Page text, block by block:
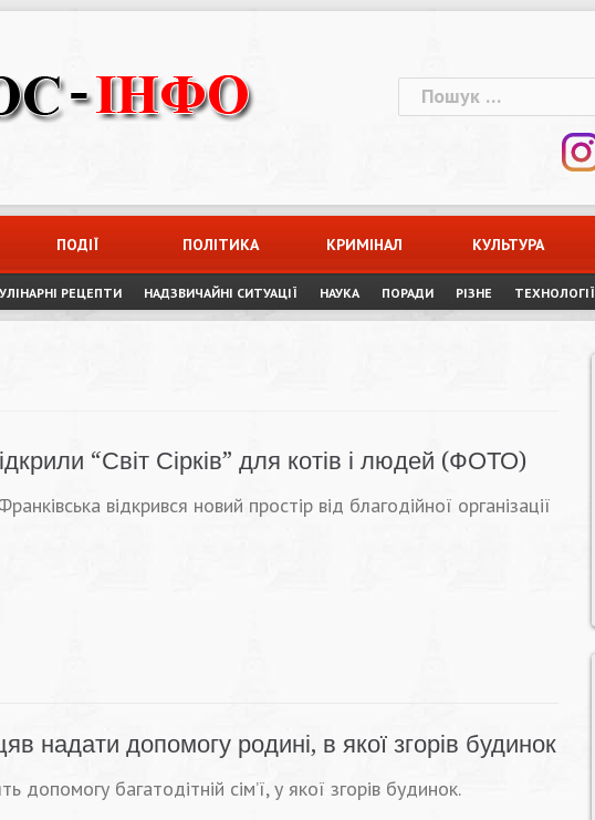
Пошук:
ПОДІЇ ПОЛІТИКА КРИМІНАЛ КУЛЬТУРА
РЕЦЕПТИ НАДЗВИЧАЙНІ СИТУАЦІЇ НАУКА ПОРАДИ РІЗНЕ ТЕХНОЛОГІЇ
“Світ Сірків” для котів і людей (ФОТО)
відкрився новий простір від благодійної організації
надати допомогу родині, в якої згорів будинок
допомогу багатодітній сім’ї, у якої згорів будинок.